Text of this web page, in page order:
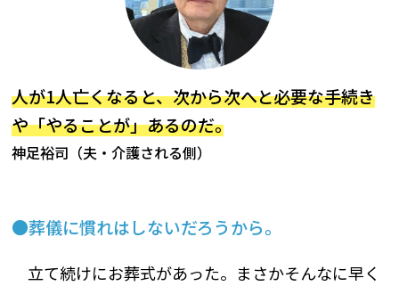
人が1人亡くなると、次から次へと必要な手続き
や「やることが」あるのだ｡
神足裕司（夫・介護される側）
葬儀に慣れはしないだろうから｡
立て続けにお葬式があった。まさかそんなに早く